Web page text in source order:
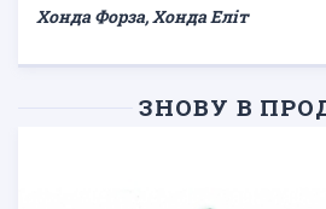
Хонда Форза, Хонда Еліт
ЗНОВУ В